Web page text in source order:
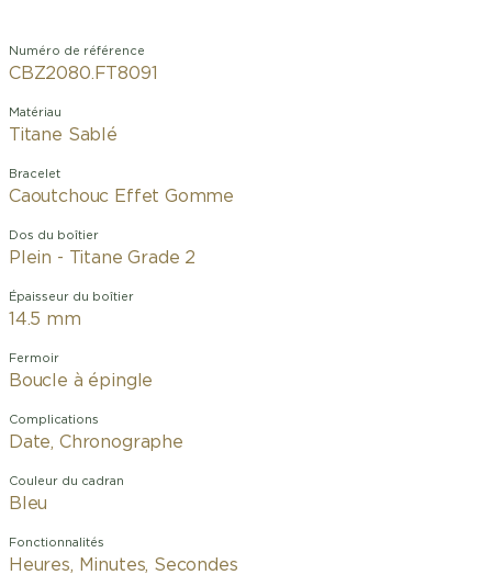
Numéro de référence
CBZ2080.FT8091
Matériau
Titane Sablé
Bracelet
Caoutchouc Effet Gomme
Dos du boîtier
Plein - Titane Grade 2
Épaisseur du boîtier
14.5 mm
Fermoir
Boucle à épingle
Complications
Date, Chronographe
Couleur du cadran
Bleu
Fonctionnalités
Heures, Minutes, Secondes